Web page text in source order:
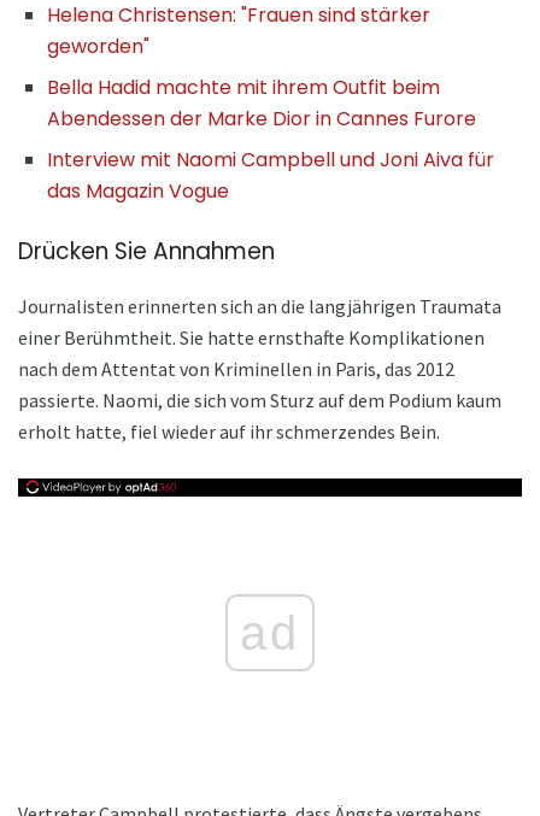
Helena Christensen: "Frauen sind stärker
geworden"
Bella Hadid machte mit ihrem Outfit beim
Abendessen der Marke Dior in Cannes Furore
Interview mit Naomi Campbell und Joni Aiva für
das Magazin Vogue
Drücken Sie Annahmen
Journalisten erinnerten sich an die langjährigen Traumata
einer Berühmtheit. Sie hatte ernsthafte Komplikationen
nach dem Attentat von Kriminellen in Paris, das 2012
passierte. Naomi, die sich vom Sturz auf dem Podium kaum
erholt hatte, fiel wieder auf ihr schmerzendes Bein.
ad